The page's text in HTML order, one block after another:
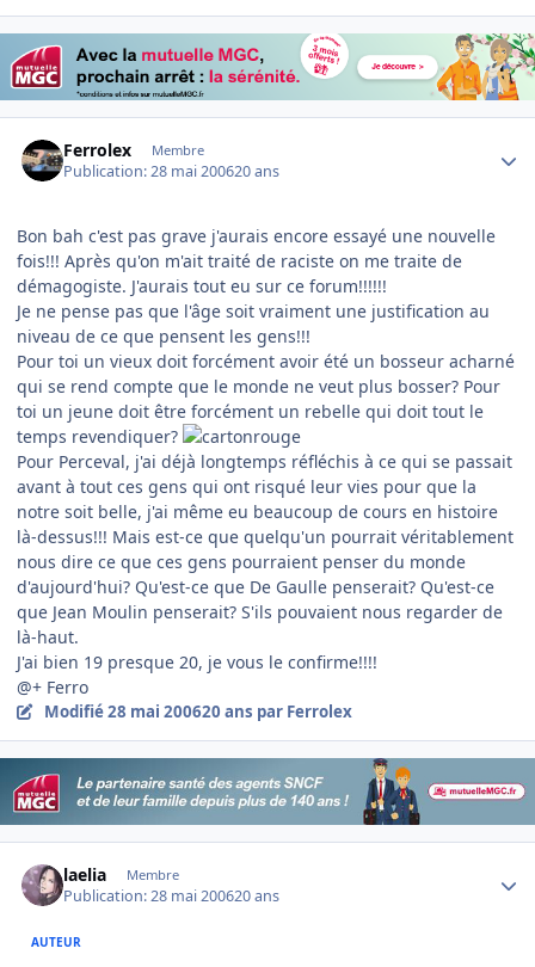
Ferrolex Membre
Publication:28 mai 200620 ans
Bon bah c'est pas grave j'aurais encore essayé une nouvelle
fois!!! Après qu'on m'ait traité de raciste on me traite de
démagogiste. J'aurais tout eu sur ce forum!!!!!!
Je ne pense pas que l'âge soit vraiment une justification au
niveau de ce que pensent les gens!!!
Pour toi un vieux doit forcément avoir été un bosseur acharné
qui se rend compte que le monde ne veut plus bosser? Pour
toi un jeune doit être forcément un rebelle qui doit tout le
temps revendiquer?
Pour Perceval, j'ai déjà longtemps réfléchis à ce qui se passait
avant à tout ces gens qui ont risqué leur vies pour que la
notre soit belle, j'ai même eu beaucoup de cours en histoire
là-dessus!!! Mais est-ce que quelqu'un pourrait véritablement
nous dire ce que ces gens pourraient penser du monde
d'aujourd'hui? Qu'est-ce que De Gaulle penserait? Qu'est-ce
que Jean Moulin penserait? S'ils pouvaient nous regarder de
là-haut.
J'ai bien 19 presque 20, je vous le confirme!!!!
@+ Ferro
Modifié28 mai 200620 ans par Ferrolex
laelia Membre
Publication:28 mai 200620 ans
AUTEUR